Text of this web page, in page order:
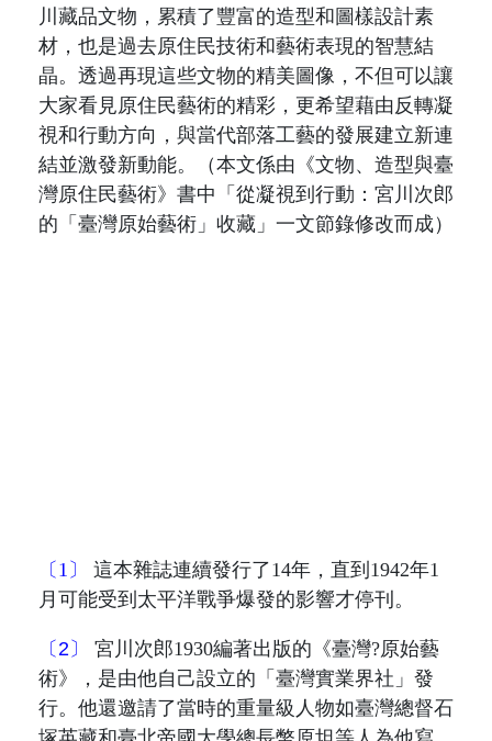
川藏品文物，累積了豐富的造型和圖樣設計素
材，也是過去原住民技術和藝術表現的智慧結
晶。透過再現這些文物的精美圖像，不但可以讓
大家看見原住民藝術的精彩，更希望藉由反轉凝
視和行動方向，與當代部落工藝的發展建立新連
結並激發新動能。
（本文係由 《文物、造型與臺
灣原住民藝術》書中「 從凝視到行動：宮川次郎
的「臺灣原始藝術」收藏」一文節錄修改而成）
〔1〕 這本雜誌連續發行了14年，直到 1942年1
月可能受到太平洋戰爭爆發的影響才停刊。
〔2〕 宮 川次郎1930編著出版的《臺灣?原始藝
術》，是由他自己設立的「臺灣實業界社」發
行。 他還邀請了當時的重量級人物如臺灣總督石